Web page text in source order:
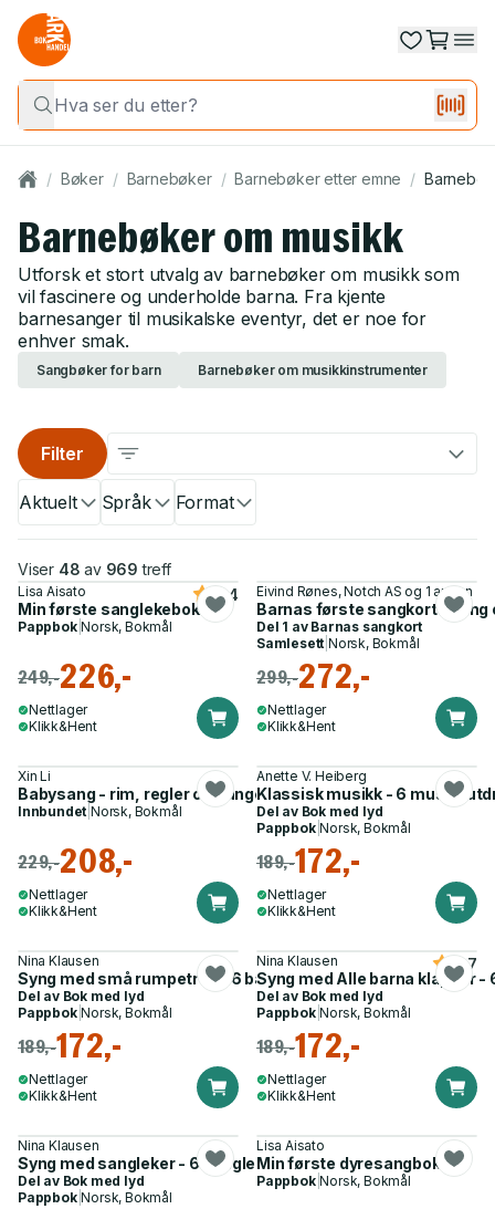
/ Bøker / Barnebøker / Barnebøker etter emne /
Barnebøker om musikk
Utforsk et stort utvalg av barnebøker om musikk som
vil fascinere og underholde barna. Fra kjente
barnesanger til musikalske eventyr, det er noe for
enhver smak.
Sangbøker for barn Barnebøker om musikkinstrumenter
Aktuelt Språk Format
Filter
Viser 48 av 969 treff
Lisa Aisato
Min første sanglekebok
4.4
Pappbok|Norsk, Bokmål
249,-226,-
Nettlager
Klikk&Hent
Eivind Rønes, Notch AS og 1 annen
Barnas første sangkort - syng
Del 1 av Barnas sangkort
Samlesett |Norsk, Bokmål
299,-272,-
Nettlager
Klikk&Hent
Xin Li
Babysang - rim, regler og sanger for de minste
Innbundet |Norsk, Bokmål
229,-208,-
Nettlager
Klikk&Hent
Anette V. Heiberg
Klassisk musikk - 6
Del av Bok med lyd
Pappbok|Norsk, Bokmål
189,-172,-
Nettlager
Klikk&Hent
Nina Klausen
Syng med små rumpetroll - 6 barnesanger
Del av Bok med lyd
Pappbok|Norsk, Bokmål
189,-172,-
Nettlager
Klikk&Hent
Nina Klausen
Syng med Alle barna klapper -
4.7
Del av Bok med lyd
Pappbok|Norsk, Bokmål
189,-172,-
Nettlager
Klikk&Hent
Nina Klausen
Syng med sangleker - 6 sangleker
Del av Bok med lyd
Pappbok|Norsk, Bokmål
Lisa Aisato
Min første dyresangbok
Pappbok|Norsk, Bokmål